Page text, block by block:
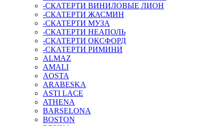
-СКАТЕРТИ ВИНИЛОВЫЕ ЛИОН
-СКАТЕРТИ ЖАСМИН
-СКАТЕРТИ МУЗА
-СКАТЕРТИ НЕАПОЛЬ
-СКАТЕРТИ ОКСФОРД
-СКАТЕРТИ РИМИНИ
ALMAZ
AMALI
AOSTA
ARABESKA
ASTI LACE
ATHENA
BARSELONA
BOSTON